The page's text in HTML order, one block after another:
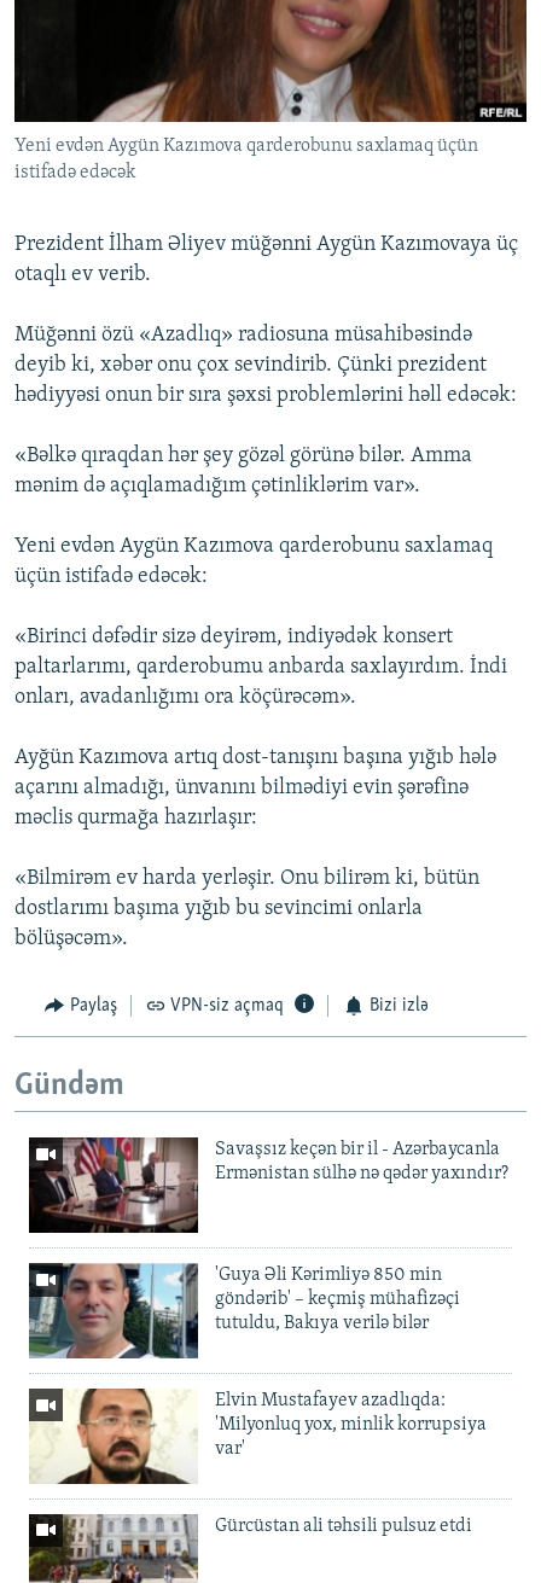
AZƏRBAYCAN ƏDƏBIYYATI KITABXANASI
İZ - MƏDƏNIYYƏT PROQRAMI
PEŞƏ ETIKASI VƏ JURNALISTIKA STANDARTLARIMIZ
MATERIALLARIMIZDAN ISTIFADƏ
AZADLIQRADIOSU MOBIL TELEFONUNUZDA
XƏBƏR BÜLLETENLƏRIMIZ
RFE/RL-in bütün saytları
Yeni evdən Aygün Kazımova qarderobunu saxlamaq üçün
istifadə edəcək
Prezident İlham Əliyev müğənni Aygün Kazımovaya üç
otaqlı ev verib.
Müğənni özü «Azadlıq» radiosuna müsahibəsində
deyib ki, xəbər onu çox sevindirib. Çünki prezident
hədiyyəsi onun bir sıra şəxsi problemlərini həll edəcək:
«Bəlkə qıraqdan hər şey gözəl görünə bilər. Amma
mənim də açıqlamadığım çətinliklərim var».
Yeni evdən Aygün Kazımova qarderobunu saxlamaq
üçün istifadə edəcək:
«Birinci dəfədir sizə deyirəm, indiyədək konsert
paltarlarımı, qarderobumu anbarda saxlayırdım. İndi
onları, avadanlığımı ora köçürəcəm».
Ayğün Kazımova artıq dost-tanışını başına yığıb hələ
açarını almadığı, ünvanını bilmədiyi evin şərəfinə
məclis qurmağa hazırlaşır:
«Bilmirəm ev harda yerləşir. Onu bilirəm ki, bütün
dostlarımı başıma yığıb bu sevincimi onlarla
bölüşəcəm».
Paylaş VPN-siz açmaq Bizi izlə
Gündəm
Savaşsız keçən bir il - Azərbaycanla
Ermənistan sülhə nə qədər yaxındır?
'Guya Əli Kərimliyə 850 min
göndərib' – keçmiş mühafizəçi
tutuldu, Bakıya verilə bilər
Elvin Mustafayev azadlıqda:
'Milyonluq yox, minlik korrupsiya
var'
Gürcüstan ali təhsili pulsuz etdi